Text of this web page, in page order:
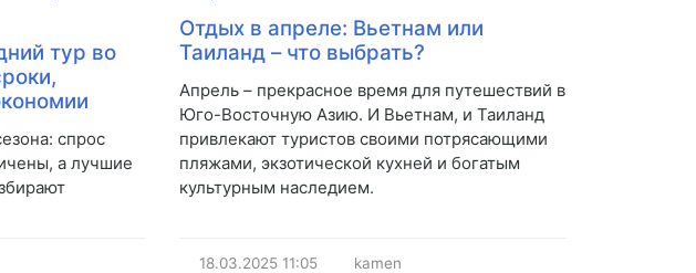
тур во
спрос
а лучшие
Отдых в апреле: Вьетнам или
Таиланд – что выбрать?
Апрель – прекрасное время для путешествий в
Юго-Восточную Азию. И Вьетнам, и Таиланд
привлекают туристов своими потрясающими
пляжами, экзотической кухней и богатым
культурным наследием.
18.03.2025 11:05 kamen